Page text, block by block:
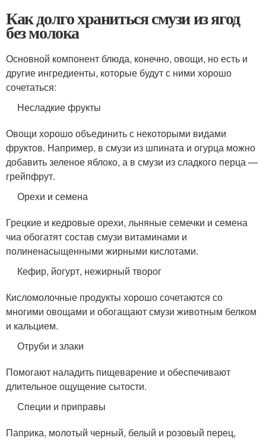
Как долго храниться смузи из ягод
без молока
Основной компонент блюда, конечно, овощи, но есть и
другие ингредиенты, которые будут с ними хорошо
сочетаться:
Несладкие фрукты
Овощи хорошо объединить с некоторыми видами
фруктов. Например, в смузи из шпината и огурца можно
добавить зеленое яблоко, а в смузи из сладкого перца —
грейпфрут.
Орехи и семена
Грецкие и кедровые орехи, льняные семечки и семена
чиа обогатят состав смузи витаминами и
полиненасыщенными жирными кислотами.
Кефир, йогурт, нежирный творог
Кисломолочные продукты хорошо сочетаются со
многими овощами и обогащают смузи животным белком
и кальцием.
Отруби и злаки
Помогают наладить пищеварение и обеспечивают
длительное ощущение сытости.
Специи и приправы
Паприка, молотый черный, белый и розовый перец,